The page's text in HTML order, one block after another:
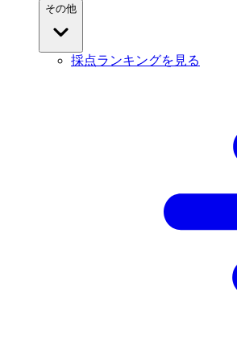
その他
採点ランキングを見る